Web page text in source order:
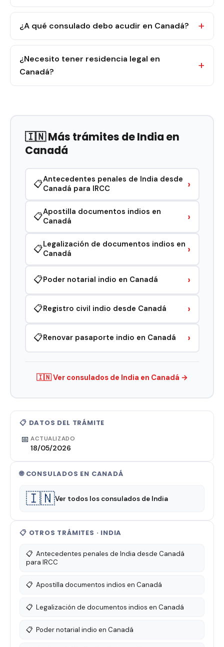
📋 DATOS DEL TRÁMITE
📅 ACTUALIZADO
18/05/2026
🌐 CONSULADOS EN CANADÁ
🇮🇳Ver todos los consulados de India
📋 OTROS TRÁMITES · INDIA
📋 Antecedentes penales de India desde Canadá
para IRCC
📋 Apostilla documentos indios en Canadá
📋 Legalización de documentos indios en Canadá
📋 Poder notarial indio en Canadá
¿A qué consulado debo acudir en Canadá?
¿Necesito tener residencia legal en
Canadá?
🇮🇳 Más trámites de India en
Canadá
📋Antecedentes penales de India desde
Canadá para IRCC
›
📋Apostilla documentos indios en
Canadá
›
📋Legalización de documentos indios en
Canadá
›
📋Poder notarial indio en Canadá ›
📋Registro civil indio desde Canadá ›
📋Renovar pasaporte indio en Canadá ›
🇮🇳 Ver consulados de India en Canadá →